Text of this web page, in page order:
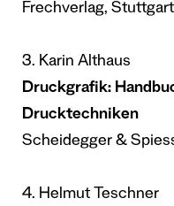
Frechverlag, Stuttgart
3. Karin Althaus
Druckgrafik:
Drucktechniken
Scheidegger &
4. Helmut Teschner